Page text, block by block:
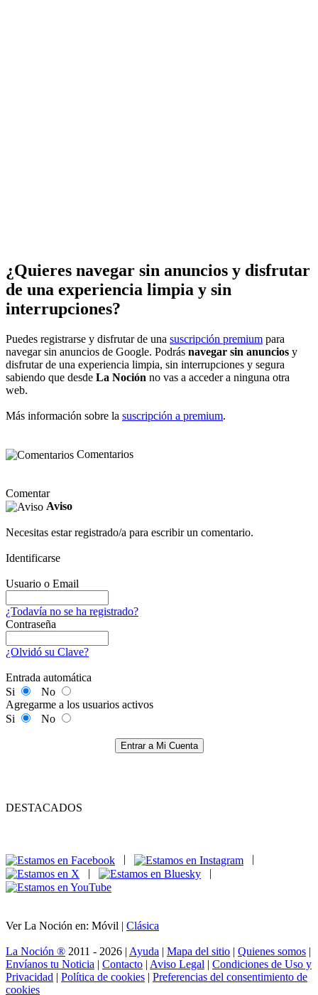
¿Quieres navegar sin anuncios y disfrutar
de una experiencia limpia y sin
interrupciones?
Puedes registrarse y disfrutar de una suscripción premium para
navegar sin anuncios de Google. Podrás navegar sin anuncios y
disfrutar de una experiencia limpia, sin interrupciones y segura
sabiendo que desde La Noción no vas a acceder a ninguna otra
web.
Más información sobre la suscripción a premium.
Comentarios
Comentar
Aviso
Necesitas estar registrado/a para escribir un comentario.
Identificarse
Usuario o Email
¿Todavía no se ha registrado?
Contraseña
¿Olvidó su Clave?
Entrada automática
Si
No
Agregarme a los usuarios activos
Si
No
Entrar a Mi Cuenta
DESTACADOS
|
|
Ver La Noción en: Móvil | Clásica
La Noción ® 2011 - 2026 | Ayuda | Mapa del sitio | Quienes somos |
Envíanos tu Noticia | Contacto | Aviso Legal | Condiciones de Uso y
Privacidad | Política de cookies | Preferencias del consentimiento de
cookies